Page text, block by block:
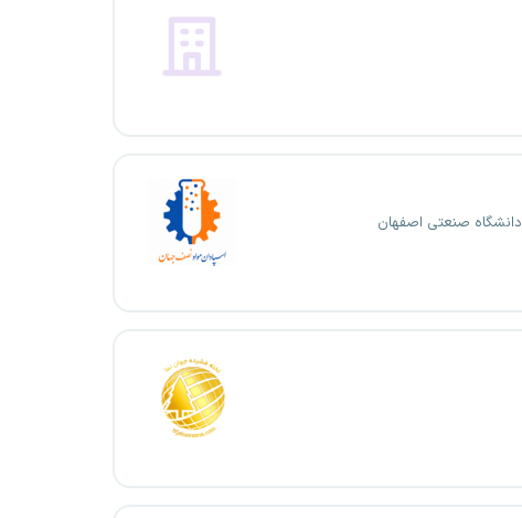
دانشگاه صنعتی اصفهان